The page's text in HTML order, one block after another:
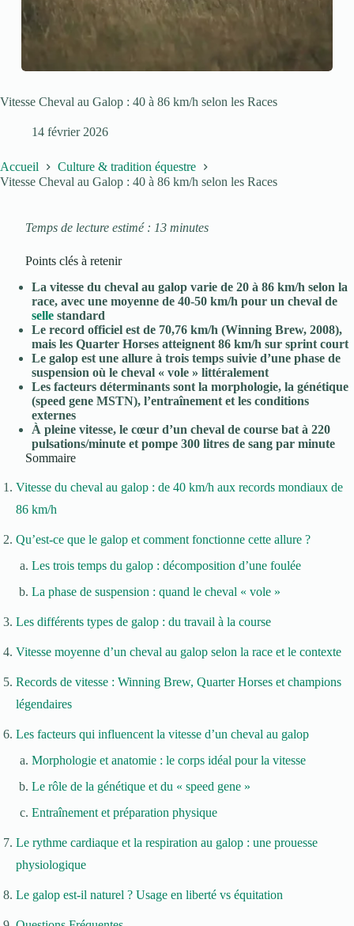
Vitesse Cheval au Galop : 40 à 86 km/h selon les Races
14 février 2026
Accueil
Culture & tradition équestre
Vitesse Cheval au Galop : 40 à 86 km/h selon les Races
Temps de lecture estimé : 13 minutes
Points clés à retenir
La vitesse du cheval au galop varie de 20 à 86 km/h selon la
race, avec une moyenne de 40-50 km/h pour un cheval de
selle standard
Le record officiel est de 70,76 km/h (Winning Brew, 2008),
mais les Quarter Horses atteignent 86 km/h sur sprint court
Le galop est une allure à trois temps suivie d’une phase de
suspension où le cheval « vole » littéralement
Les facteurs déterminants sont la morphologie, la génétique
(speed gene MSTN), l’entraînement et les conditions
externes
À pleine vitesse, le cœur d’un cheval de course bat à 220
pulsations/minute et pompe 300 litres de sang par minute
Sommaire
Vitesse du cheval au galop : de 40 km/h aux records mondiaux de
86 km/h
Qu’est-ce que le galop et comment fonctionne cette allure ?
Les trois temps du galop : décomposition d’une foulée
La phase de suspension : quand le cheval « vole »
Les différents types de galop : du travail à la course
Vitesse moyenne d’un cheval au galop selon la race et le contexte
Records de vitesse : Winning Brew, Quarter Horses et champions
légendaires
Les facteurs qui influencent la vitesse d’un cheval au galop
Morphologie et anatomie : le corps idéal pour la vitesse
Le rôle de la génétique et du « speed gene »
Entraînement et préparation physique
Le rythme cardiaque et la respiration au galop : une prouesse
physiologique
Le galop est-il naturel ? Usage en liberté vs équitation